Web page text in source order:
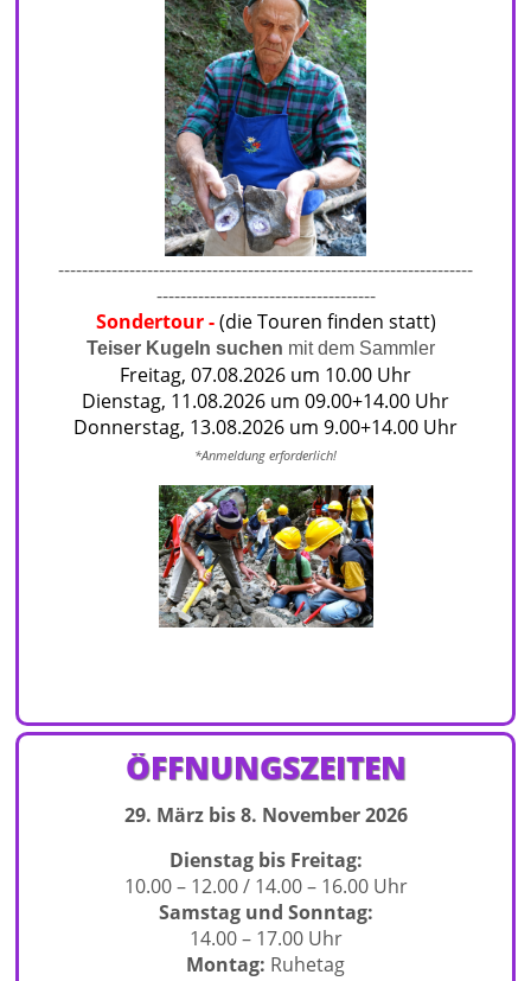
----------------------------------------------------------------------
-------------------------------------
Sondertour -(die Touren finden statt)
Teiser Kugeln suchen mit dem Sammler
Freitag, 07.08.2026 um 10.00 Uhr
Dienstag, 11.08.2026 um 09.00+14.00 Uhr
Donnerstag, 13.08.2026 um 9.00+14.00 Uhr
*Anmeldung erforderlich!
ÖFFNUNGSZEITEN
29. März bis 8. November 2026
Dienstag bis Freitag:
10.00 – 12.00 / 14.00 – 16.00 Uhr
Samstag und Sonntag:
14.00 – 17.00 Uhr
Montag: Ruhetag